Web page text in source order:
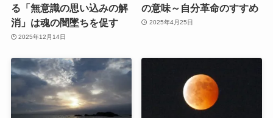
る「無意識の思い込みの解
消」は魂の闇墜ちを促す
2025年12月14日
の意味～自分革命のすすめ
2025年4月25日